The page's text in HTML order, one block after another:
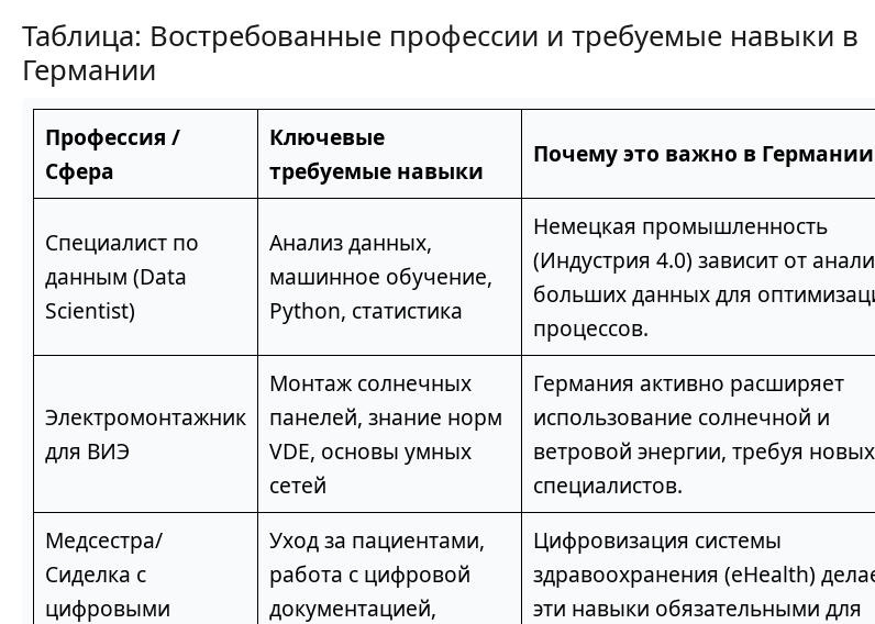
Таблица: Востребованные профессии и требуемые навыки в
Германии
Профессия /
Сфера
Ключевые
требуемые навыки
Почему это важно в Германии
Специалист по
данным (Data
Scientist)
Анализ данных,
машинное обучение,
Python, статистика
Немецкая промышленность
(Индустрия 4.0) зависит от
больших данных для
процессов.
Электромонтажник
для ВИЭ
Монтаж солнечных
панелей, знание норм
VDE, основы умных
сетей
Германия активно расширяет
использование солнечной и
ветровой энергии, требуя новых
специалистов.
Медсестра/
Сиделка с
цифровыми
Уход за пациентами,
работа с цифровой
документацией,
Цифровизация системы
здравоохранения (eHealth)
эти навыки обязательными для